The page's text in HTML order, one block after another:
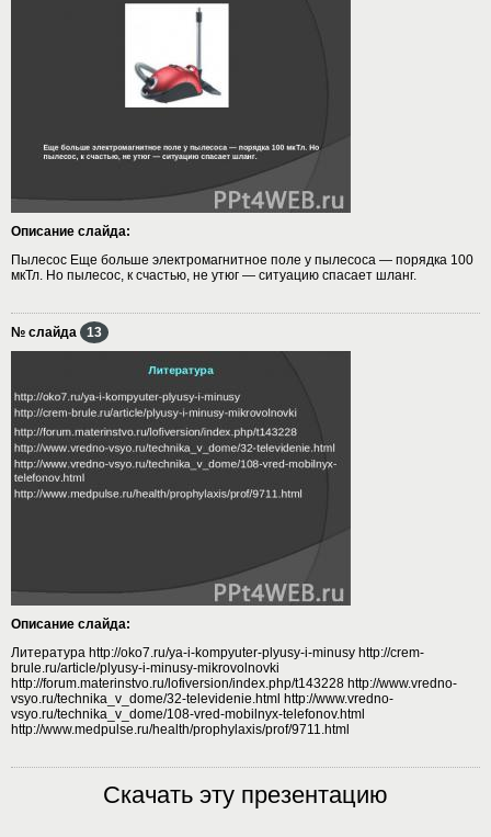
Описание слайда:
Пылесос Еще больше электромагнитное поле у пылесоса — порядка 100
мкТл. Но пылесос, к счастью, не утюг — ситуацию спасает шланг.
№ слайда 13
Описание слайда:
Литература http://oko7.ru/ya-i-kompyuter-plyusy-i-minusy http://crem-
brule.ru/article/plyusy-i-minusy-mikrovolnovki
http://forum.materinstvo.ru/lofiversion/index.php/t143228 http://www.vredno-
vsyo.ru/technika_v_dome/32-televidenie.html http://www.vredno-
vsyo.ru/technika_v_dome/108-vred-mobilnyx-telefonov.html
http://www.medpulse.ru/health/prophylaxis/prof/9711.html
Скачать эту презентацию